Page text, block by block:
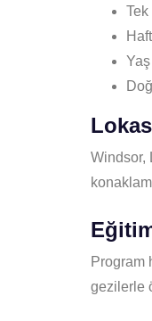
Windsor,
Program
gezilerle